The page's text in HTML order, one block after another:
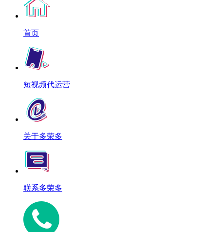
首页
短视频代运营
关于多荣多
联系多荣多